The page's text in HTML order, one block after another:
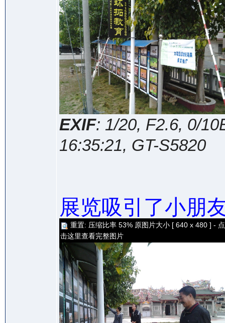
EXIF: 1/20, F2.6, 0/
16:35:21, GT-S5820
展览吸引了小朋
重置: 压缩比率 53% 原图片大小 [ 640 x 480 ] - 点
击这里查看完整图片